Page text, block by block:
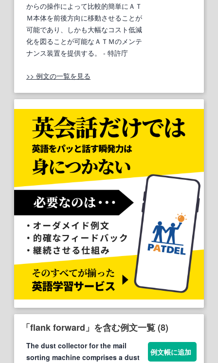
からの操作によって比較的簡単にＡＴ
Ｍ本体を前後方向に移動させることが
可能であり、しかも大幅なコスト低減
化を図ることが可能なＡＴＭのメンテ
ナンス装置を提供する。
- 特許庁
>> 例文の一覧を見る
「flank forward」を含む例文一覧 (8)
The dust collector for the mail
sorting machine comprises a dust
例文帳に追加